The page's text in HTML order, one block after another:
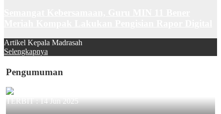
Artikel Kepala Madrasah
Selengkapnya
Pengumuman
TERBIT :14 Jun 2025